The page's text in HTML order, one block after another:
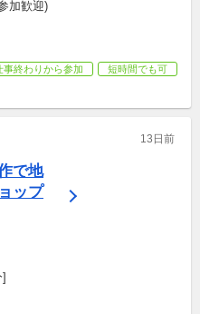
加歓迎)
事終わりから参加
短時間でも可
13日前
で地
ップ
]